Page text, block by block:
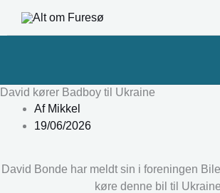
David kører Badboy til Ukraine
AfMikkel
19/06/2026
David Bonde har meldt sin i foreningen
køre denne bil til